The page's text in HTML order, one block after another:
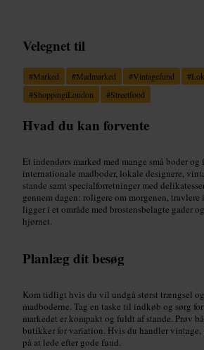
Velegnet til
#Marked #Madmarked #Vintagefund #
#ShoppingiLondon #Streetfood
Hvad du kan forvente
Et indendørs marked med mange små boder
internationale madboder, lokale designere,
stande samt specialforretninger med
gennem dagen: roligere om morgenen,
ligger i et område med brostensbelagte gader
hjørnet.
Planlæg dit besøg
Kom tidligt hvis du vil undgå størst trængsel
madboderne. Tag en taske til indkøb og sørg
markedet er kompakt og fuldt af stande. Prøv
butikker for variation. Hvis du handler vintage,
på at lede efter gode fund.